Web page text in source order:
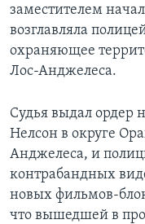
заместителем
возглавляла
охраняющее
Лос-Анджелеса.
Судья выдал ордер
Нелсон в округе
Анджелеса, и
контрабандных
новых фильмов-
что вышедшей в